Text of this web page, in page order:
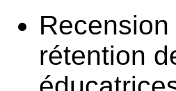
rétention